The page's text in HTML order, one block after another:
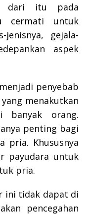
dari itu pada
cermati untuk
jenisnya, gejala-
aspek
penyebab
menakutkan
banyak orang.
penting bagi
pria. Khususnya
payudara untuk
pria.
ini tidak dapat di
pencegahan